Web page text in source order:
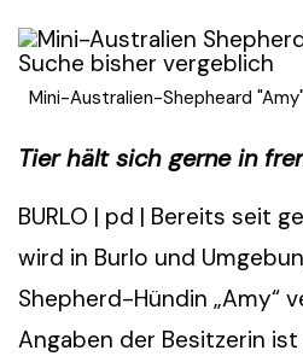
Mini-Australien-Shepheard
Tier hält sich gerne in
BURLO | pd | Bereits seit
wird in Burlo und
Shepherd-Hündin „Amy“
Angaben der Besitzerin ist